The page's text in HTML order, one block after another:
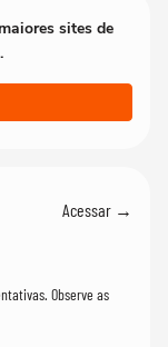
sites de
Acessar →
Observe as